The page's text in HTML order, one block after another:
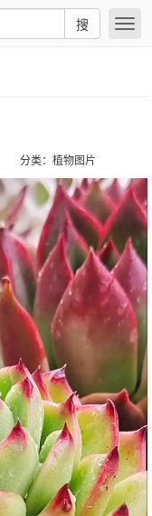
搜
分类： 植物图片